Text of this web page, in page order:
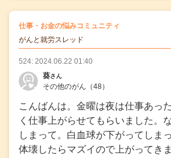
仕事・お金の悩みコミュニティ
がんと就労スレッド
524: 2024.06.22 01:40
葵さん
その他のがん （48）
こんばんは。金曜は夜は仕事あっ
く仕事上がらせてもらいました。
しまって。白血球が下がってしま
体壊したらマズイので上がってき